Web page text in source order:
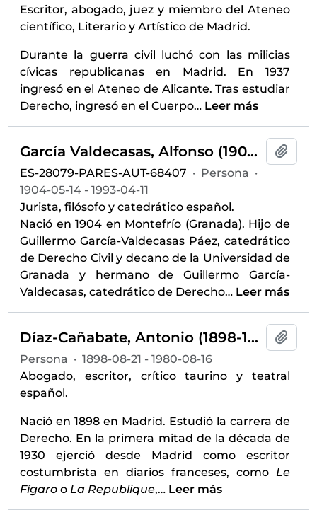
Escritor, abogado, juez y miembro del Ateneo
científico, Literario y Artístico de Madrid.
Durante la guerra civil luchó con las milicias
cívicas republicanas en Madrid. En 1937
ingresó en el Ateneo de Alicante. Tras estudiar
Derecho, ingresó en el Cuerpo… Leer más
García Valdecasas, Alfonso (1904-1993)
ES-28079-PARES-AUT-68407 · Persona ·
1904-05-14 - 1993-04-11
Jurista, filósofo y catedrático español.
Nació en 1904 en Montefrío (Granada). Hijo de
Guillermo García-Valdecasas Páez, catedrático
de Derecho Civil y decano de la Universidad de
Granada y hermano de Guillermo García-
Valdecasas, catedrático de Derecho… Leer más
Díaz-Cañabate, Antonio (1898-1980)
Persona · 1898-08-21 - 1980-08-16
Abogado, escritor, crítico taurino y teatral
español.
Nació en 1898 en Madrid. Estudió la carrera de
Derecho. En la primera mitad de la década de
1930 ejerció desde Madrid como escritor
costumbrista en diarios franceses, como Le
Fígaro o La Republique,… Leer más